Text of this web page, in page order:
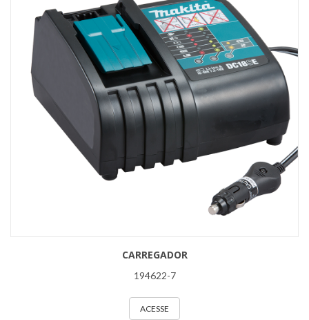
CARREGADOR
194622-7
ACESSE